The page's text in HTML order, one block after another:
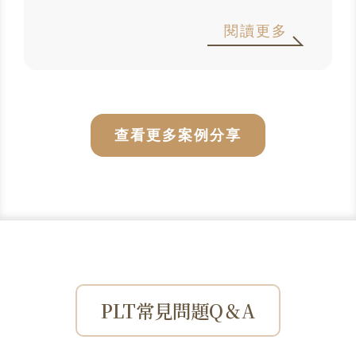
閱讀更多
查看更多案例分享
PLT常見問題Q＆A